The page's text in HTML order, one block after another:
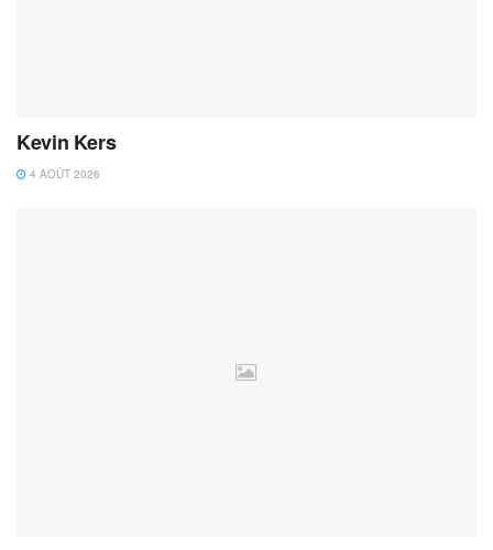
Kevin Kers
4 AOÛT 2026